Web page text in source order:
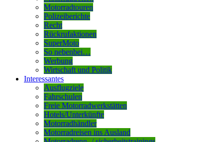
Motorradtouren
Polizeiberichte
Recht
Rückrufaktionen
SuperMoto
So nebenbei…
Werbung
Wirtschaft und Politik
Interessantes
Ausflugziele
Fahrschulen
Freie Motorradwerkstätten
Hotels/Unterkünfte
Motorradhändler
Motorradreisen ins Ausland